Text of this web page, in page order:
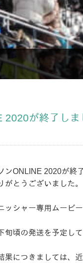
2020が終了しま
ONLINE 2020が終
とうございました。
ッシャー専用ムービ
頃の発送を予定し
につきましては、